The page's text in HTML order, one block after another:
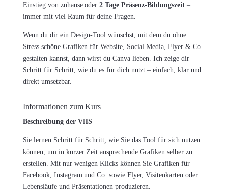
Einstieg von zuhause oder 2 Tage Präsenz-Bildungszeit–
immer mit viel Raum für deine Fragen.
Wenn du dir ein Design-Tool wünschst, mit dem du ohne
Stress schöne Grafiken für Website, Social Media, Flyer & Co.
gestalten kannst, dann wirst du Canva lieben. Ich zeige dir
Schritt für Schritt, wie du es für dich nutzt – einfach, klar und
direkt umsetzbar.
Informationen zum Kurs
Beschreibung der VHS
Sie lernen Schritt für Schritt, wie Sie das Tool für sich nutzen
können, um in kurzer Zeit ansprechende Grafiken selber zu
erstellen. Mit nur wenigen Klicks können Sie Grafiken für
Facebook, Instagram und Co. sowie Flyer, Visitenkarten oder
Lebensläufe und Präsentationen produzieren.